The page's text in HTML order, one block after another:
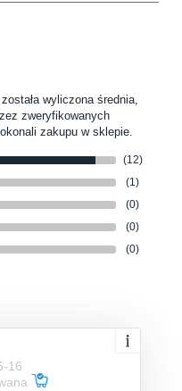
wyliczona średnia,
zweryfikowanych
zakupu w sklepie.
(12)
(1)
(0)
(0)
(0)
16